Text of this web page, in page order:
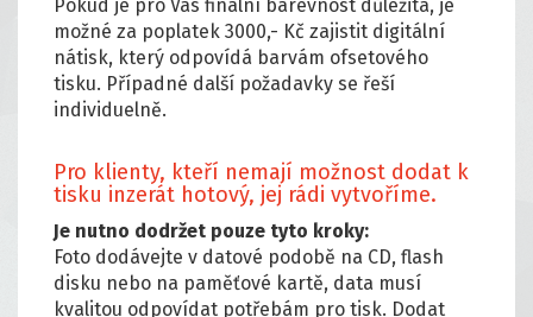
Pokud je pro Vas finalní barevnost důležitá, je
možné za poplatek 3000,- Kč zajistit digitální
nátisk, který odpovídá barvám ofsetového
tisku. Případné další požadavky se řeší
individuelně.
Pro klienty, kteří nemají možnost dodat k
tisku inzerát hotový, jej rádi vytvoříme.
Je nutno dodržet pouze tyto kroky:
Foto dodávejte v datové podobě na CD, flash
disku nebo na paměťové kartě, data musí
kvalitou odpovídat potřebám pro tisk. Dodat